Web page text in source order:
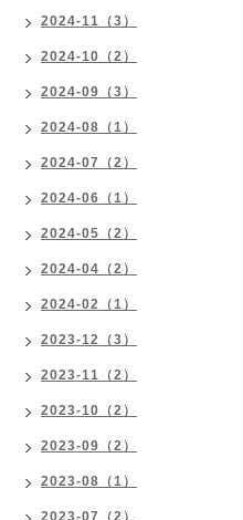
2024-11（3）
2024-10（2）
2024-09（3）
2024-08（1）
2024-07（2）
2024-06（1）
2024-05（2）
2024-04（2）
2024-02（1）
2023-12（3）
2023-11（2）
2023-10（2）
2023-09（2）
2023-08（1）
2023-07（2）